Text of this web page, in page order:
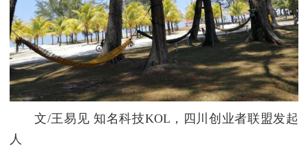
文/王易见 知名科技KOL，四川创业者联盟发起
人